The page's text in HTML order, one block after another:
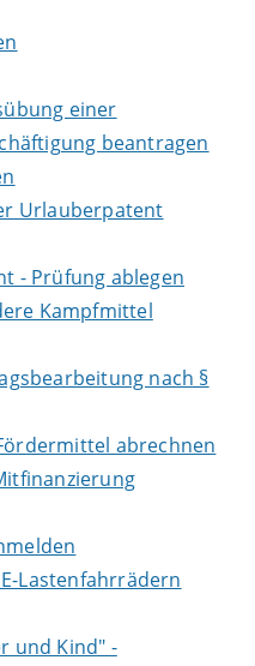
einer
beantragen
Urlauberpatent
- Prüfung ablegen
Kampfmittel
nach §
abrechnen
Lastenfahrrädern
und Kind" -